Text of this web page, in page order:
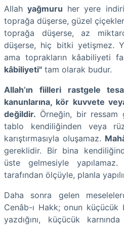
Allahyağmuru her yere
toprağa düşerse, güzel
toprağa düşerse, az
düşerse, hiç bitki yetişmez.
ama toprakların kâabiliyeti
kâbiliyeti" tam olarak budur.
Allah’ın fiilleri rastgele
kanunlarına, kör kuvvete
değildir. Örneğin, bir
tablo kendiliğinden veya
karıştırmasıyla oluşamaz.
gereklidir. Bir bina
üste gelmesiyle
tarafından ölçüyle, planla
Daha sonra gelen
Cenâb-ı Hakk; onun küçücük
yazdığını, küçücük